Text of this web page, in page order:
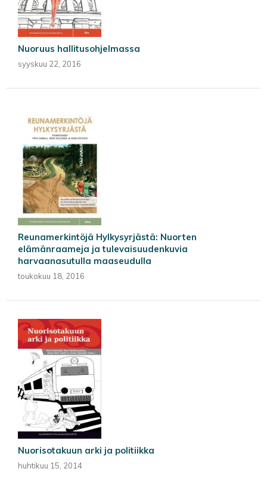
Nuoruus hallitusohjelmassa
syyskuu 22, 2016
Reunamerkintöjä Hylkysyrjästä: Nuorten
elämänraameja ja tulevaisuudenkuvia
harvaanasutulla maaseudulla
toukokuu 18, 2016
Nuorisotakuun arki ja politiikka
huhtikuu 15, 2014